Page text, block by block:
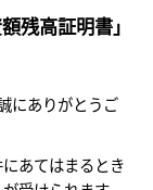
残高証明書」
にありがとうご
あてはまるとき